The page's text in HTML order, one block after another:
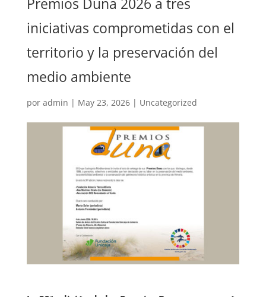
iniciativas comprometidas con el
territorio y la preservación del
medio ambiente
por admin | May 23, 2026| Uncategorized